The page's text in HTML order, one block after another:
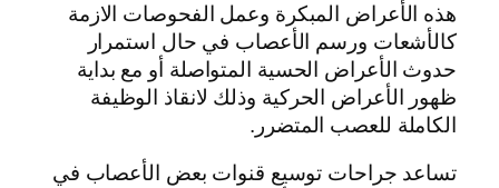
هذه الأعراض المبكرة وعمل الفحوصات الازمة
كالأشعات ورسم الأعصاب في حال استمرار
حدوث الأعراض الحسية المتواصلة أو مع بداية
ظهور الأعراض الحركية وذلك لانقاذ الوظيفة
الكاملة للعصب المتضرر.
تساعد جراحات توسيع قنوات بعض الأعصاب في